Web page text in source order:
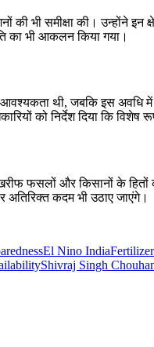
भी समीक्षा की। उन्होंने इन
का भी आकलन किया गया।
थी, जबकि इस अवधि में
को निर्देश दिया कि
फसलों और किसानों के हितों
कदम भी उठाए जाएंगे।
El Nino India
Shivraj Singh